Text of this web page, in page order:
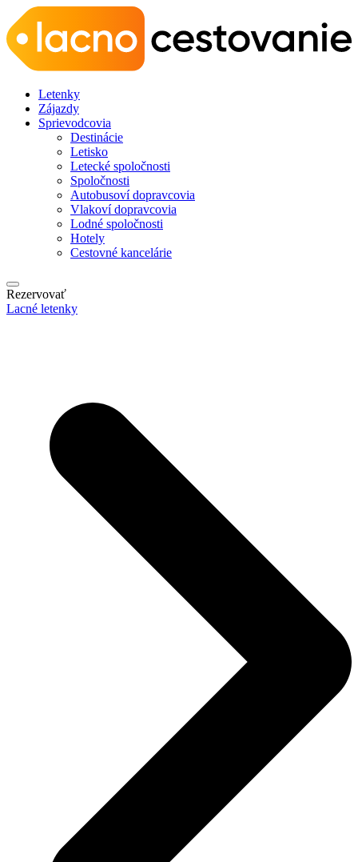
Letenky
Zájazdy
Sprievodcovia
Destinácie
Letisko
Letecké spoločnosti
Spoločnosti
Autobusoví dopravcovia
Vlakoví dopravcovia
Lodné spoločnosti
Hotely
Cestovné kancelárie
Rezervovať
Lacné letenky